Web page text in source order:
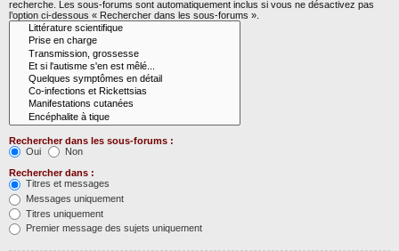
recherche. Les sous-forums sont automatiquement inclus si vous ne désactivez pas
l’option ci-dessous « Rechercher dans les sous-forums ».
Rechercher dans les sous-forums :
Oui
Non
Rechercher dans :
Titres et messages
Messages uniquement
Titres uniquement
Premier message des sujets uniquement